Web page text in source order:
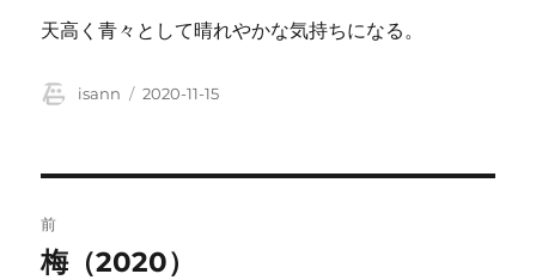
天高く青々として晴れやかな気持ちになる。
投
isann
投
2020-11-15
稿
前
前
梅（2020）